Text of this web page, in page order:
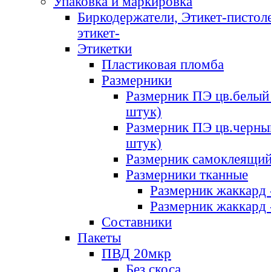
Биркодержатели, Этикет-
этикет-
Этикетки
Пластиковая пломба
Размерники
Размерник ПЭ цв.белый
штук)
Размерник ПЭ
штук)
Размерник
Размерники тканные
Размерник
Размерник
Составники
Пакеты
ПВД 20мкр